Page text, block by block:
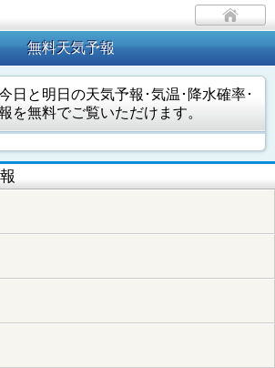
無料天気予報
日と明日の天気予報･気温･降水確率･
を無料でご覧いただけます。